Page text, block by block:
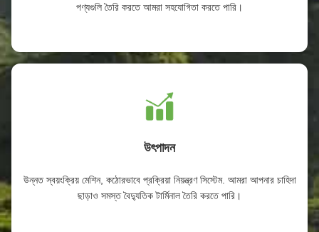
পণ্যগুলি তৈরি করতে আমরা সহযোগিতা করতে পারি।
উৎপাদন
উন্নত স্বয়ংক্রিয় মেশিন, কঠোরভাবে প্রক্রিয়া নিয়ন্ত্রণ সিস্টেম. আমরা আপনার চাহিদা
ছাড়াও সমস্ত বৈদ্যুতিক টার্মিনাল তৈরি করতে পারি।